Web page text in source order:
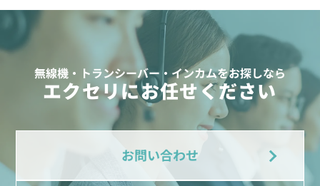
無線機・トランシーバー・インカムをお探しなら
エクセリにお任せください
お問い合わせ